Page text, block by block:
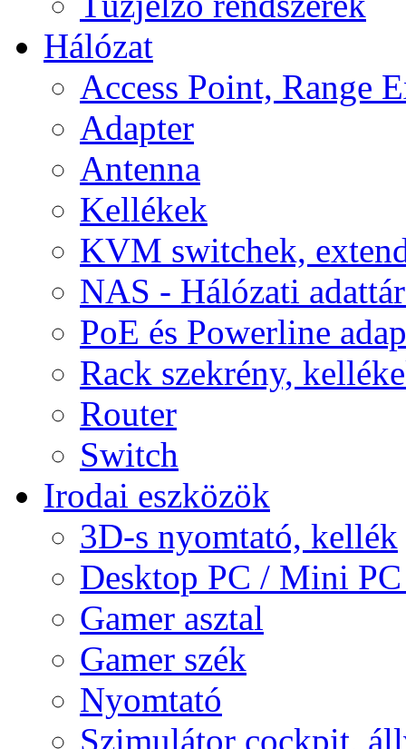
Hálózat
Access Point, Range
Adapter
Antenna
Kellékek
KVM switchek,
NAS - Hálózati
PoE és Powerline
Rack szekrény,
Router
Switch
Irodai eszközök
3D-s nyomtató, kellék
Desktop PC / Mini
Gamer asztal
Gamer szék
Nyomtató
Szimulátor cockpit,